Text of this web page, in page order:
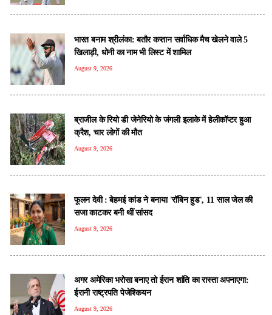
भारत बनाम श्रीलंका: बतौर कप्तान सर्वाधिक मैच खेलने वाले 5
खिलाड़ी, धोनी का नाम भी लिस्ट में शामिल
August 9, 2026
ब्राजील के रियो डी जेनेरियो के जंगली इलाके में हेलीकॉप्टर हुआ
क्रैश, चार लोगों की मौत
August 9, 2026
फूलन देवी : बेहमई कांड ने बनाया 'रॉबिन हुड', 11 साल जेल की
सजा काटकर बनी थीं सांसद
August 9, 2026
अगर अमेरिका भरोसा बनाए तो ईरान शांति का रास्ता अपनाएगा:
ईरानी राष्ट्रपति पेजेश्कियन
August 9, 2026